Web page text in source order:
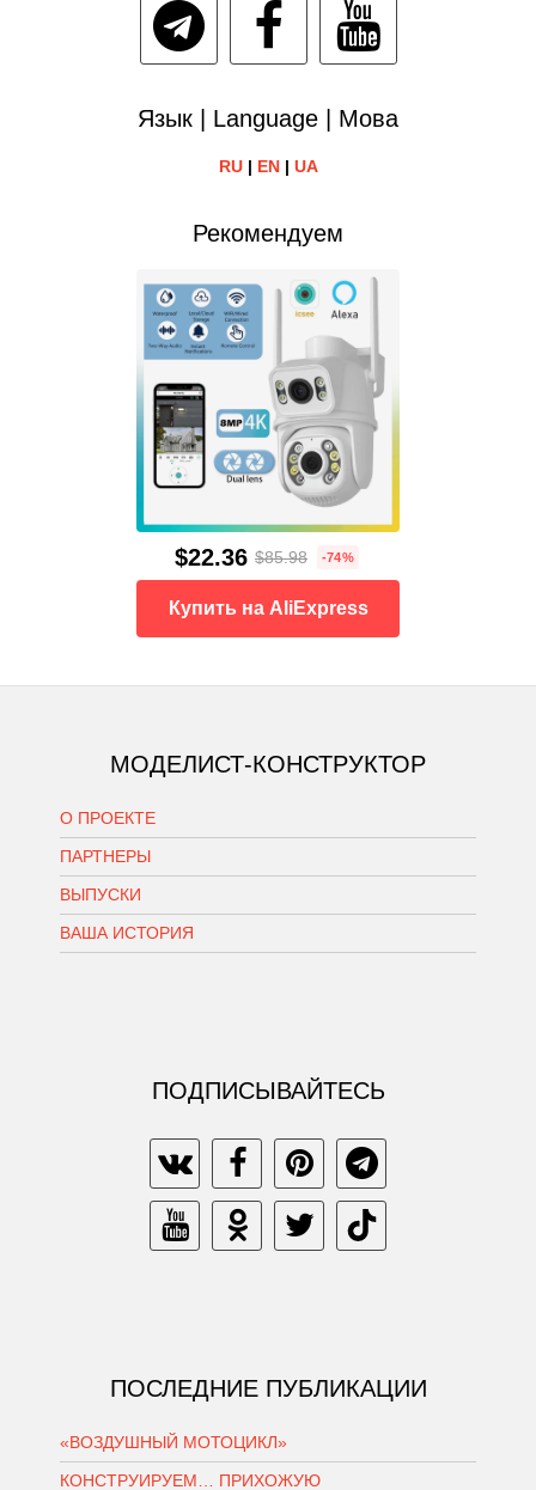
Язык | Language | Мова
RU| EN| UA
Рекомендуем
$22.36 $85.98 -74%
Купить на AliExpress
МОДЕЛИСТ-КОНСТРУКТОР
О ПРОЕКТЕ
ПАРТНЕРЫ
ВЫПУСКИ
ВАША ИСТОРИЯ
ПОДПИСЫВАЙТЕСЬ
ПОСЛЕДНИЕ ПУБЛИКАЦИИ
«ВОЗДУШНЫЙ МОТОЦИКЛ»
КОНСТРУИРУЕМ… ПРИХОЖУЮ